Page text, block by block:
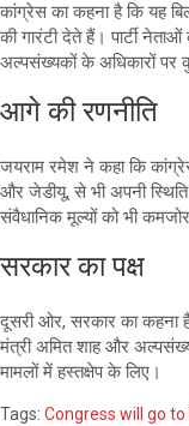
कांग्रेस का कहना है कि यह
की गारंटी देते हैं। पार्टी
अल्पसंख्यकों के अधिकारों पर
आगे की रणनीति
जयराम रमेश ने कहा कि
और जेडीयू, से भी अपनी स्थिति
संवैधानिक मूल्यों को भी
सरकार का पक्ष
दूसरी ओर, सरकार का कहना
मंत्री अमित शाह और
मामलों में हस्तक्षेप के लिए।
Tags: Congress will go